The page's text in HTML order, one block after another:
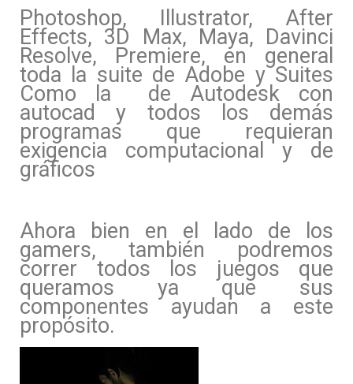
Photoshop, Illustrator, After
Effects, 3D Max, Maya, Davinci
Resolve, Premiere, en general
toda la suite de Adobe y Suites
Como la de Autodesk con
autocad y todos los demás
programas que requieran
exigencia computacional y de
gráficos
Ahora bien en el lado de los
gamers, también podremos
correr todos los juegos que
queramos ya que sus
componentes ayudan a este
propósito.